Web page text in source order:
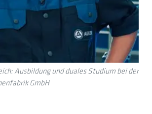
Ausbildung und duales Studium bei der
GmbH